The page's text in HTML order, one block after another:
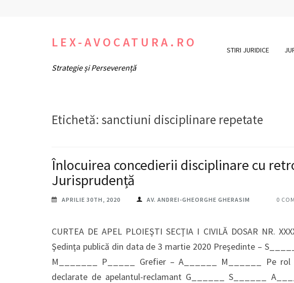
LEX-AVOCATURA.RO
Strategie și Perseverență
STIRI JURIDICE
Etichetă: sanctiuni disciplinare repetate
Înlocuirea concedierii disciplinare cu
Jurisprudență
APRILIE 30TH, 2020 AV. ANDREI-GHEORGHE GHERASIM 0
CURTEA DE APEL PLOIEŞTI SECŢIA I CIVILĂ DOSAR NR.
Şedinţa publică din data de 3 martie 2020 Preşedinte –
M_______ P_____ Grefier – A______ M______ Pe rol
declarate de apelantul-reclamant G______ S______